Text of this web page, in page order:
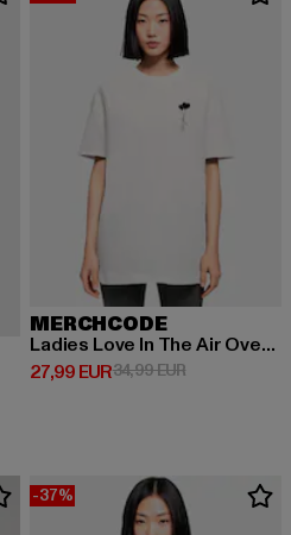
34,99 EUR
MERCHCODE
Ladies Love In The Air Oversized Boyfriend Tee
27,99 EUR
Derzeitiger Preis: 27,99 EUR
34,99 EURAktionspreis:
-37%